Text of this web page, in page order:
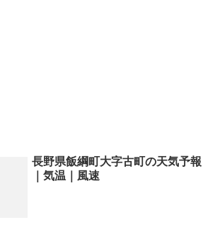
長野県飯綱町大字古町の天気予報
｜気温｜風速